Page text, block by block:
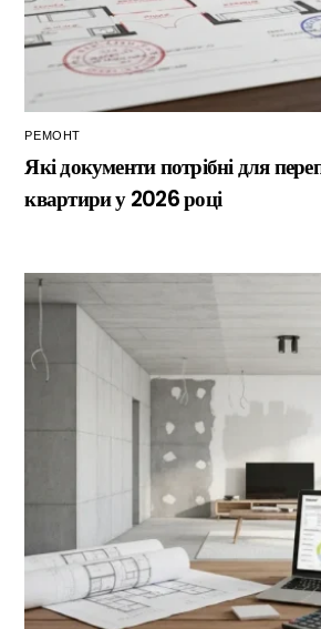
РЕМОНТ
Які документи потрібні для
квартири у 2026 році